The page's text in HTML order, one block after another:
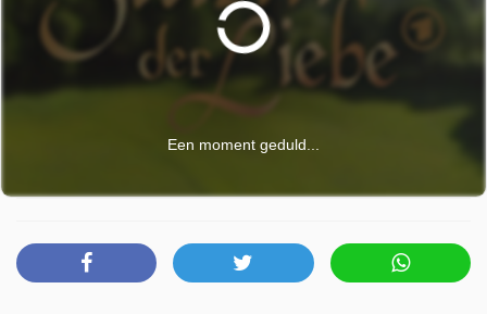
Een moment geduld...